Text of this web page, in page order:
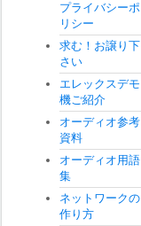
プライバシーポ
リシー
求む！お譲り下
さい
エレックスデモ
機ご紹介
オーディオ参考
資料
オーディオ用語
集
ネットワークの
作り方